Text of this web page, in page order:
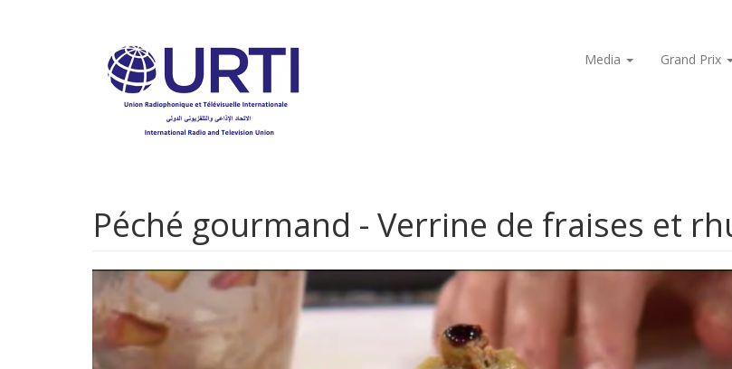
Media
Grand Prix
Péché gourmand - Verrine de fraises et